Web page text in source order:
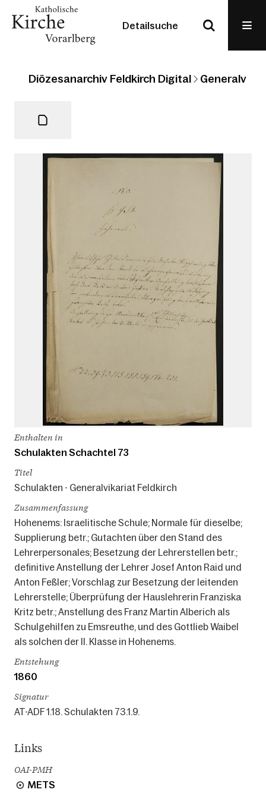
Detailsuche
Diözesanarchiv Feldkirch Digital
Enthalten in
Schulakten Schachtel 73
Titel
Schulakten - Generalvikariat Feldkirch
Zusammenfassung
Hohenems: Israelitische Schule; Normale für dieselbe;
Supplierung betr.; Gutachten über den Stand des
Lehrerpersonales; Besetzung der Lehrerstellen betr.;
definitive Anstellung der Lehrer Josef Anton Raid und
Anton Feßler; Vorschlag zur Besetzung der leitenden
Lehrerstelle; Überprüfung der Hauslehrerin Franziska
Kritz betr.; Anstellung des Franz Martin Alberich als
Schulgehilfen zu Emsreuthe, und des Gottlieb Waibel
als solchen der II. Klasse in Hohenems.
Entstehung
1860
Signatur
AT-ADF 1.18. Schulakten 73.1.9.
Links
OAI-PMH
METS